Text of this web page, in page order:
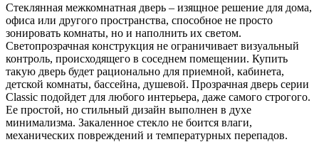
Стеклянная межкомнатная дверь – изящное решение для дома,
офиса или другого пространства, способное не просто
зонировать комнаты, но и наполнить их светом.
Светопрозрачная конструкция не ограничивает визуальный
контроль, происходящего в соседнем помещении. Купить
такую дверь будет рационально для приемной, кабинета,
детской комнаты, бассейна, душевой. Прозрачная дверь серии
Classic подойдет для любого интерьера, даже самого строгого.
Ее простой, но стильный дизайн выполнен в духе
минимализма. Закаленное стекло не боится влаги,
механических повреждений и температурных перепадов.